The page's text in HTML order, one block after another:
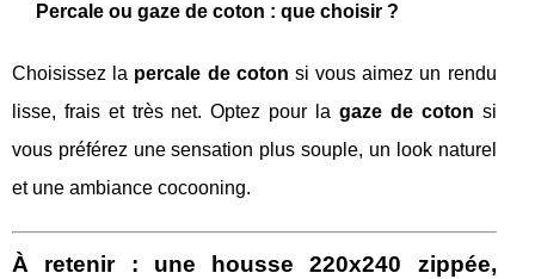
Percale ou gaze de coton : que choisir ?
Choisissez la percale de coton si vous aimez un rendu
lisse, frais et très net. Optez pour la gaze de coton si
vous préférez une sensation plus souple, un look naturel
et une ambiance cocooning.
À retenir : une housse 220x240 zippée,